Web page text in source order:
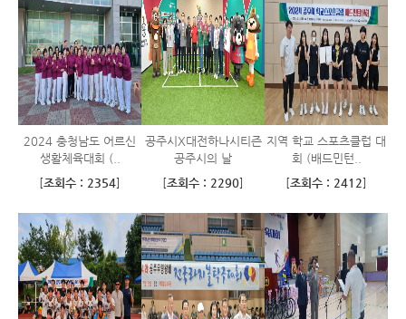
2024 충청남도 어르신
생활체육대회 (..
[조회수 : 2354]
공주시X대전하나시티즌
공주시의 날
[조회수 : 2290]
지역 학교 스포츠클럽 대
회 (배드민턴..
[조회수 : 2412]